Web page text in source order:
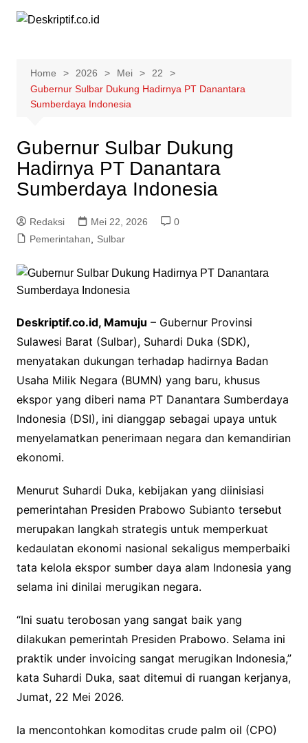
Home 2026 Mei
22
Gubernur Sulbar Dukung Hadirnya PT Danantara
Sumberdaya Indonesia
Gubernur Sulbar Dukung
Hadirnya PT Danantara
Sumberdaya Indonesia
Redaksi Mei 22, 2026
0
Pemerintahan, Sulbar
Deskriptif.co.id, Mamuju – Gubernur Provinsi
Sulawesi Barat (Sulbar), Suhardi Duka (SDK),
menyatakan dukungan terhadap hadirnya Badan
Usaha Milik Negara (BUMN) yang baru, khusus
ekspor yang diberi nama PT Danantara Sumberdaya
Indonesia (DSI), ini dianggap sebagai upaya untuk
menyelamatkan penerimaan negara dan kemandirian
ekonomi.
Menurut Suhardi Duka, kebijakan yang diinisiasi
pemerintahan Presiden Prabowo Subianto tersebut
merupakan langkah strategis untuk memperkuat
kedaulatan ekonomi nasional sekaligus memperbaiki
tata kelola ekspor sumber daya alam Indonesia yang
selama ini dinilai merugikan negara.
“Ini suatu terobosan yang sangat baik yang
dilakukan pemerintah Presiden Prabowo. Selama ini
praktik under invoicing sangat merugikan Indonesia,”
kata Suhardi Duka, saat ditemui di ruangan kerjanya,
Jumat, 22 Mei 2026.
Ia mencontohkan komoditas crude palm oil (CPO)